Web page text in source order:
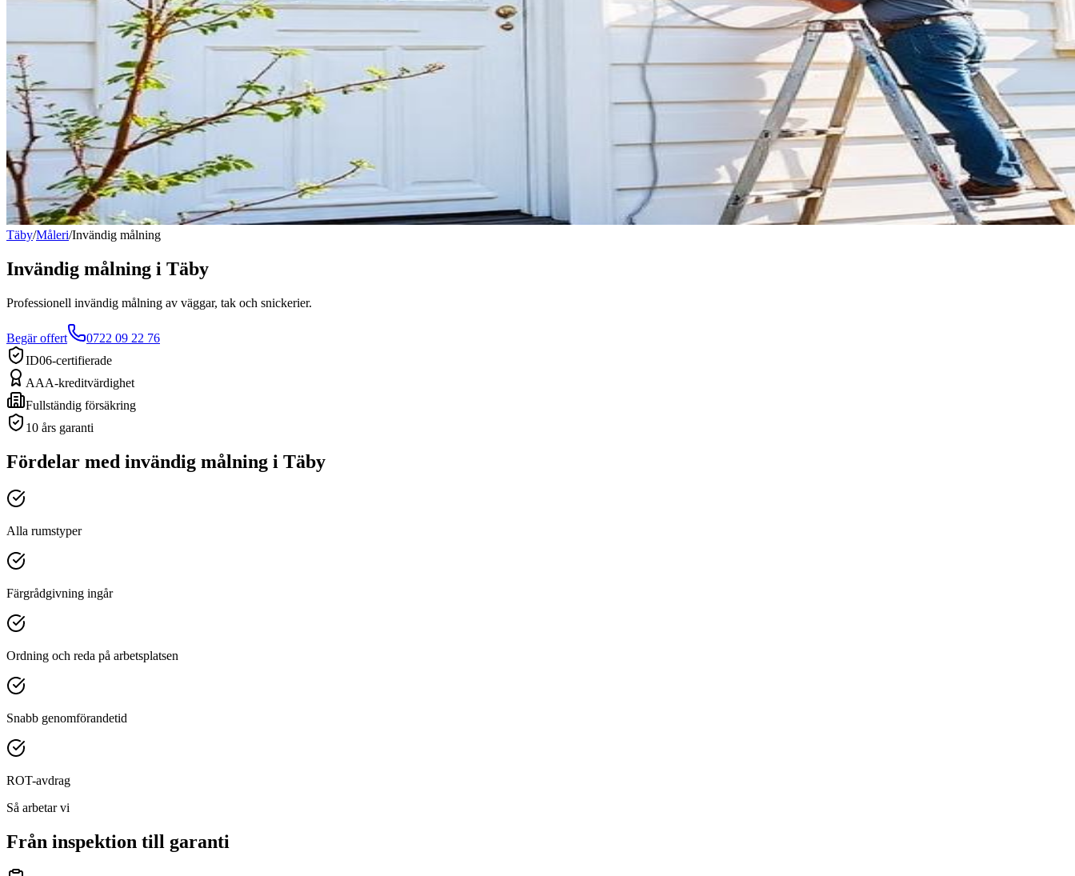
Täby/Måleri/Invändig målning
Invändig målning i Täby
Professionell invändig målning av väggar, tak och snickerier.
Begär offert
0722 09 22 76
ID06-certifierade
AAA-kreditvärdighet
Fullständig försäkring
10 års garanti
Fördelar med invändig målning i Täby
Alla rumstyper
Färgrådgivning ingår
Ordning och reda på arbetsplatsen
Snabb genomförandetid
ROT-avdrag
Så arbetar vi
Från inspektion till garanti